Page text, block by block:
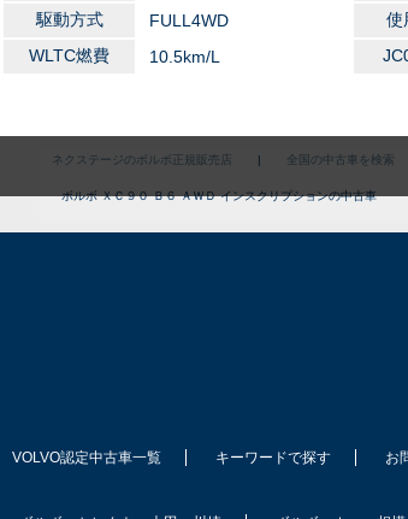
駆動方式
FULL4WD 使
WLTC燃費
10.5km/L
ネクステージのボルボ正規販売店 | 全国の中古車を検索
ボルボ ＸＣ９０ Ｂ６ ＡＷＤ インスクリプションの中古車
VOLVO認定中古車一覧 キーワードで探す お